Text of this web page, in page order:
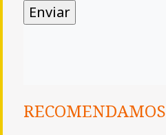
RECOMENDAMOS